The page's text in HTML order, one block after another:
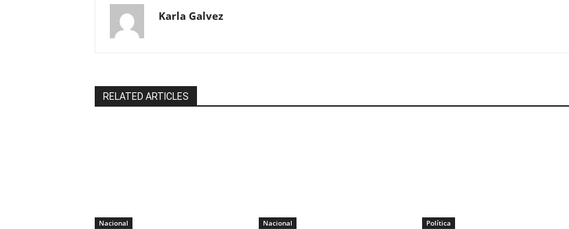
Karla Galvez
RELATED ARTICLES
Nacional Nacional Política